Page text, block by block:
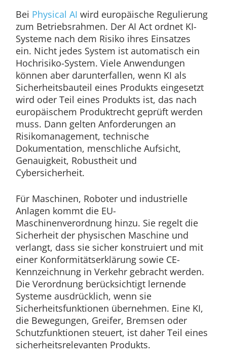
Bei Physical AI wird europäische Regulierung
zum Betriebsrahmen. Der AI Act ordnet KI-
Systeme nach dem Risiko ihres Einsatzes
ein. Nicht jedes System ist automatisch ein
Hochrisiko-System. Viele Anwendungen
können aber darunterfallen, wenn KI als
Sicherheitsbauteil eines Produkts eingesetzt
wird oder Teil eines Produkts ist, das nach
europäischem Produktrecht geprüft werden
muss. Dann gelten Anforderungen an
Risikomanagement, technische
Dokumentation, menschliche Aufsicht,
Genauigkeit, Robustheit und
Cybersicherheit.
Für Maschinen, Roboter und industrielle
Anlagen kommt die EU-
Maschinenverordnung hinzu. Sie regelt die
Sicherheit der physischen Maschine und
verlangt, dass sie sicher konstruiert und mit
einer Konformitätserklärung sowie CE-
Kennzeichnung in Verkehr gebracht werden.
Die Verordnung berücksichtigt lernende
Systeme ausdrücklich, wenn sie
Sicherheitsfunktionen übernehmen. Eine KI,
die Bewegungen, Greifer, Bremsen oder
Schutzfunktionen steuert, ist daher Teil eines
sicherheitsrelevanten Produkts.